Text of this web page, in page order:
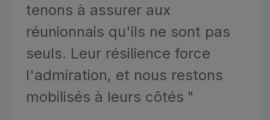
tenons à assurer aux
réunionnais qu'ils ne sont pas
seuls. Leur résilience force
l'admiration, et nous restons
mobilisés à leurs côtés "